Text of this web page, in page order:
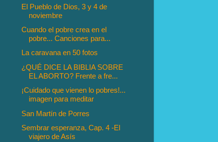
El Pueblo de Dios, 3 y 4 de
noviembre
Cuando el pobre crea en el
pobre... Canciones para...
La caravana en 50 fotos
¿QUÉ DICE LA BIBLIA SOBRE
EL ABORTO? Frente a fre...
¡Cuidado que vienen lo pobres!...
imagen para meditar
San Martín de Porres
Sembrar esperanza, Cap. 4 -El
viajero de Asís